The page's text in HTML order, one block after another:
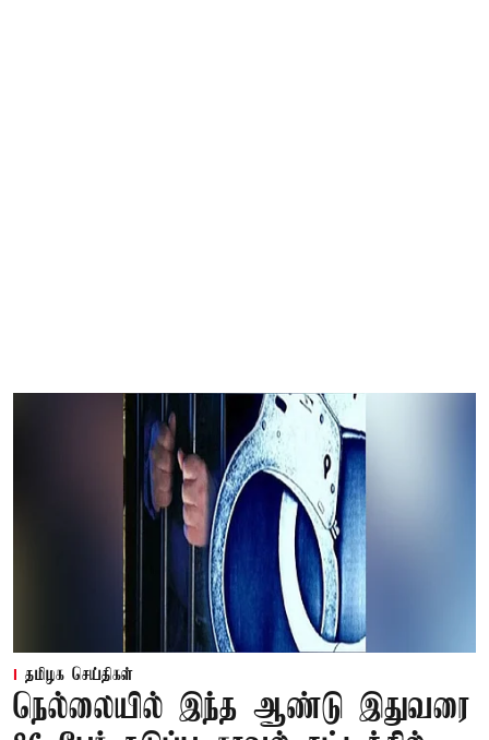
தமிழக செய்திகள்
நெல்லையில் இந்த ஆண்டு இதுவரை